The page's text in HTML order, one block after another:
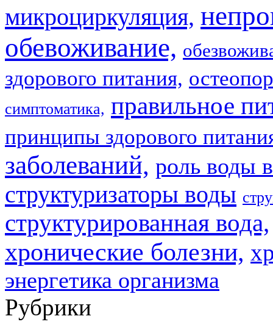
микроциркуляция,
обевоживание,
здорового питания,
симптоматика, правильное
принципы здорового
заболеваний, роль воды
структуризаторы воды
структурированная вода,
хронические болезни,
энергетика организма
Рубрики